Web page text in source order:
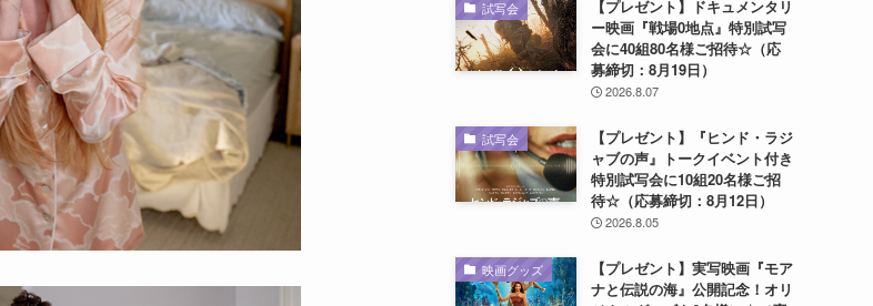
試写会
【プレゼント】ドキュメンタリ
ー映画『戦場0地点』特別試写
会に40組80名様ご招待☆（応
募締切：8月19日）
2026.8.07
試写会
【プレゼント】『ヒンド・ラジ
ャブの声』トークイベント付き
特別試写会に10組20名様ご招
待☆（応募締切：8月12日）
2026.8.05
映画グッズ
【プレゼント】実写映画『モア
ナと伝説の海』公開記念！オリ